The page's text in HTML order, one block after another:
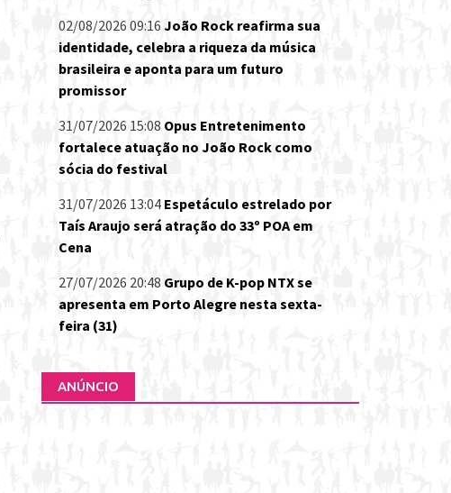
02/08/2026 09:16 João Rock reafirma sua
identidade, celebra a riqueza da música
brasileira e aponta para um futuro
promissor
31/07/2026 15:08 Opus Entretenimento
fortalece atuação no João Rock como
sócia do festival
31/07/2026 13:04 Espetáculo estrelado por
Taís Araujo será atração do 33º POA em
Cena
27/07/2026 20:48 Grupo de K-pop NTX se
apresenta em Porto Alegre nesta sexta-
feira (31)
ANÚNCIO